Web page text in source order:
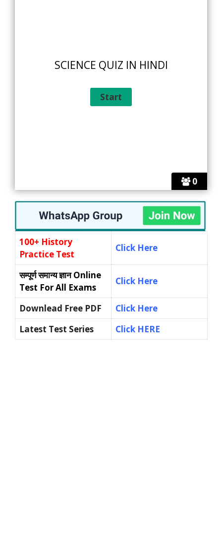
0
SCIENCE QUIZ IN HINDI
100+ History
Practice Test
Click Here
सम्पूर्ण समान्य ज्ञानOnline
Test For All Exams
Click Here
Downlead Free PDF
Click Here
Latest Test Series
Click HERE